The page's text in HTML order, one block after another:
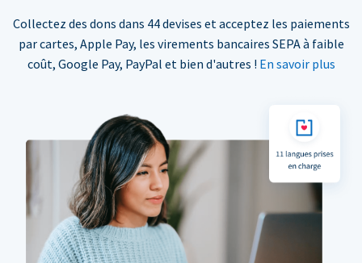
Collectez des dons dans 44 devises et acceptez les paiements
par cartes, Apple Pay, les virements bancaires SEPA à faible
coût, Google Pay, PayPal et bien d'autres ! En savoir plus